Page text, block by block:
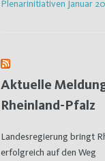
Plenarinitiativen Januar
Aktuelle
Rheinland-Pfalz
Landesregierung bringt
erfolgreich auf den Weg